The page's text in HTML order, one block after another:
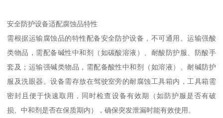
安全防护设备适配腐蚀品特性​
需根据运输腐蚀品的特性配备安全防护设备，不可通用。运输强酸
类物品，需配备碱性中和剂（如碳酸溶液）、耐酸防护服、防酸手
套及；运输强碱类物品，需配备酸性中和剂（如溶液）、耐碱防护
服及洗眼器。设备需存放在驾驶室旁的耐腐蚀工具箱内，工具箱需
密封且便于快速取用，同时检查设备有效期（如防护服是否有破
损、中和剂是否在保质期内），确保突发泄漏时能有效使用。​